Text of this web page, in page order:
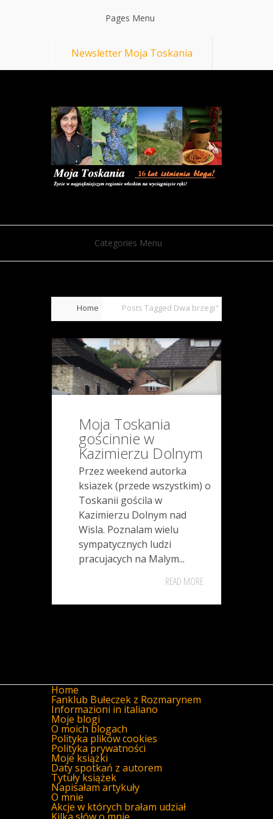
Pages Menu
Newsletter Moja Toskania
Categories Menu
Home Posts Tagged Dwa brzegi"
Moja Toskania
gościnnie w
Kazimierzu Dolnym
Przez weekend autorka
ksiazek (przede wszystkim) o
Toskanii gościla w
Kazimierzu Dolnym nad
Wisla. Poznalam wielu
sympatycznych ludzi
pracujacych na Malym...
READ MORE
Home
Fanklub Bułeczek z Rozmarynem
Informazioni in italiano
Moje blogi
O moich blogach
Polityka plików cookies
Polityka prywatności
Moje książki
Daty spotkań z autorem
Tytuły książek
Napisałam artykuły
O mnie
Akcje w których brałam udział